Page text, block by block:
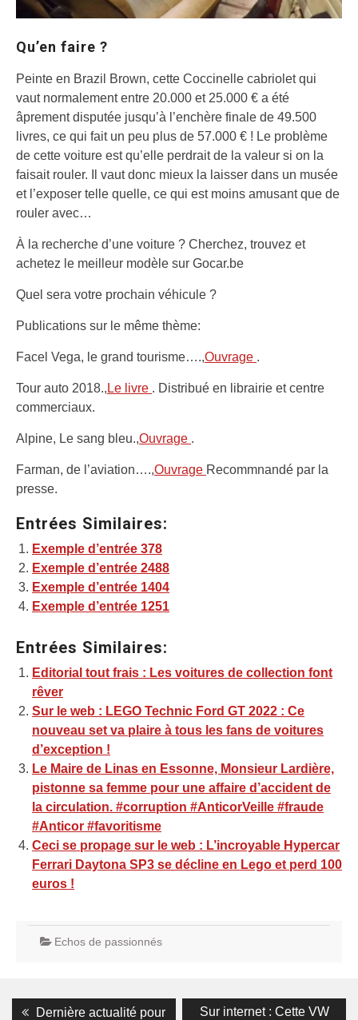
Qu’en faire ?
Peinte en Brazil Brown, cette Coccinelle cabriolet qui
vaut normalement entre 20.000 et 25.000 € a été
âprement disputée jusqu’à l’enchère finale de 49.500
livres, ce qui fait un peu plus de 57.000 € ! Le problème
de cette voiture est qu’elle perdrait de la valeur si on la
faisait rouler. Il vaut donc mieux la laisser dans un musée
et l’exposer telle quelle, ce qui est moins amusant que de
rouler avec…
À la recherche d’une voiture ? Cherchez, trouvez et
achetez le meilleur modèle sur Gocar.be
Quel sera votre prochain véhicule ?
Publications sur le même thème:
Facel Vega, le grand tourisme….,Ouvrage .
Tour auto 2018., Le livre . Distribué en librairie et centre
commerciaux.
Alpine, Le sang bleu.,Ouvrage .
Farman, de l’aviation….,Ouvrage Recommnandé par la
presse.
Entrées Similaires:
Exemple d’entrée 378
Exemple d’entrée 2488
Exemple d’entrée 1404
Exemple d’entrée 1251
Entrées Similaires:
Editorial tout frais : Les voitures de collection font
rêver
Sur le web : LEGO Technic Ford GT 2022 : Ce
nouveau set va plaire à tous les fans de voitures
d’exception !
Le Maire de Linas en Essonne, Monsieur Lardière,
pistonne sa femme pour une affaire d’accident de
la circulation. #corruption #AnticorVeille #fraude
#Anticor #favoritisme
Ceci se propage sur le web : L’incroyable Hypercar
Ferrari Daytona SP3 se décline en Lego et perd 100
euros !
Echos de passionnés
Navigation
Previous
Dernière actualité pour
Next
Sur internet : Cette VW